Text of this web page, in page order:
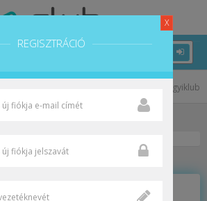
X
REGISZTRÁCIÓ
Fogyiklub
03-19 17:47:50